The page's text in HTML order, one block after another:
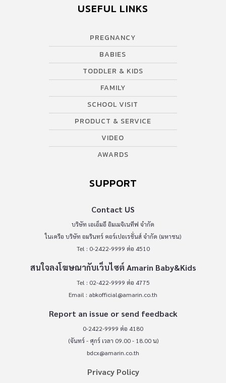
USEFUL LINKS
PREGNANCY
BABIES
TODDLER & KIDS
FAMILY
SCHOOL VISIT
PRODUCT & SERVICE
VIDEO
AWARDS
SUPPORT
Contact US
บริษัท เอเอ็มอี อิมเมจิเนทีฟ จำกัด
ในเครือ บริษัท อมรินทร์ คอร์เปอเรชั่นส์ จำกัด (มหาชน)
Tel : 0-2422-9999 ต่อ 4510
สนใจลงโฆษณากับเว็บไซต์ Amarin Baby&Kids
Tel : 02-422-9999 ต่อ 4775
Email : abkofficial@amarin.co.th
Report an issue or send feedback
0-2422-9999 ต่อ 4180
(จันทร์ - ศุกร์ เวลา 09.00 - 18.00 น)
bdcx@amarin.co.th
Privacy Policy